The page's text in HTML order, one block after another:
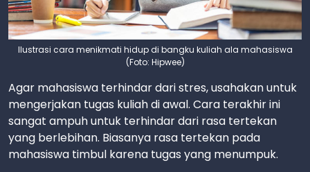
Ilustrasi cara menikmati hidup di bangku kuliah ala mahasiswa
(Foto: Hipwee)
Agar mahasiswa terhindar dari stres, usahakan untuk
mengerjakan tugas kuliah di awal. Cara terakhir ini
sangat ampuh untuk terhindar dari rasa tertekan
yang berlebihan. Biasanya rasa tertekan pada
mahasiswa timbul karena tugas yang menumpuk.